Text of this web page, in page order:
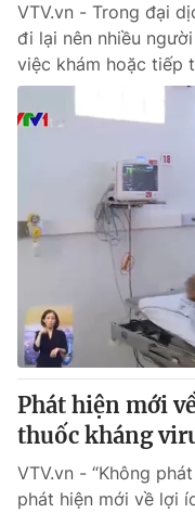
VTV.vn - Trong đại
đi lại nên nhiều
việc khám hoặc tiếp
Phát hiện mới
thuốc kháng
VTV.vn - “Không
phát hiện mới về lợi